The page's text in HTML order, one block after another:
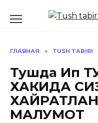
ГЛАВНАЯ » TUSH TABIRI
Тушда Ип
ХАКИДА
МАЛУМОТ